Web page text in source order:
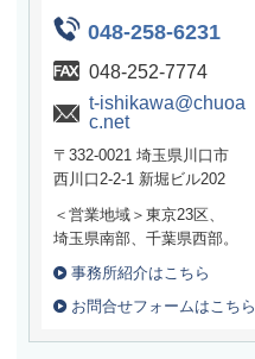
048-258-6231
048-252-7774
t-ishikawa@chuoa
c.net
〒332-0021 埼玉県川口市
西川口2-2-1 新堀ビル202
＜営業地域＞東京23区、
埼玉県南部、千葉県西部。
事務所紹介はこちら
お問合せフォームはこちら